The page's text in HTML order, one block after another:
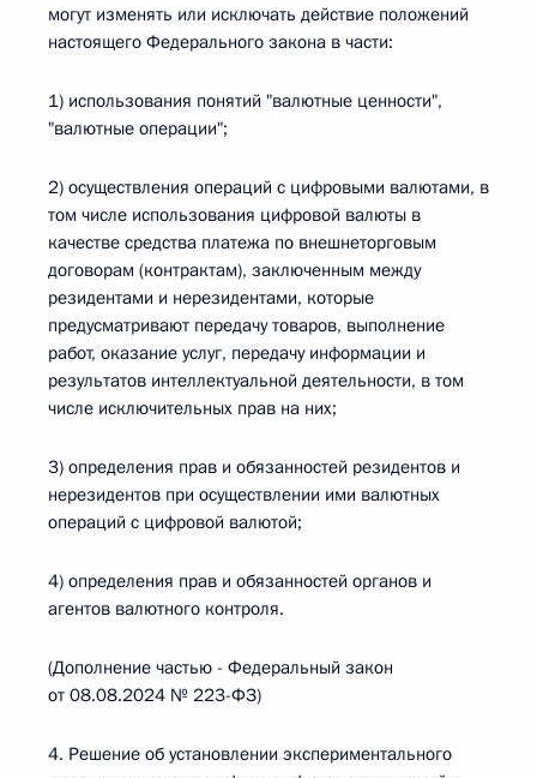
могут изменять или исключать действие положений
настоящего Федерального закона в части:
1) использования понятий "валютные ценности",
"валютные операции";
2) осуществления операций с цифровыми валютами, в
том числе использования цифровой валюты в
качестве средства платежа по внешнеторговым
договорам (контрактам), заключенным между
резидентами и нерезидентами, которые
предусматривают передачу товаров, выполнение
работ, оказание услуг, передачу информации и
результатов интеллектуальной деятельности, в том
числе исключительных прав на них;
3) определения прав и обязанностей резидентов и
нерезидентов при осуществлении ими валютных
операций с цифровой валютой;
4) определения прав и обязанностей органов и
агентов валютного контроля.
(Дополнение частью - Федеральный закон
от 08.08.2024 № 223-ФЗ)
4. Решение об установлении экспериментального